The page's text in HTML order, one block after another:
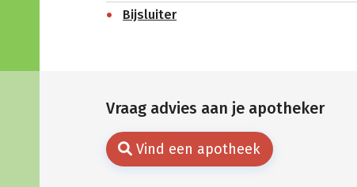
Vraag advies aan je apotheker
Vind een apotheek
Bijsluiter